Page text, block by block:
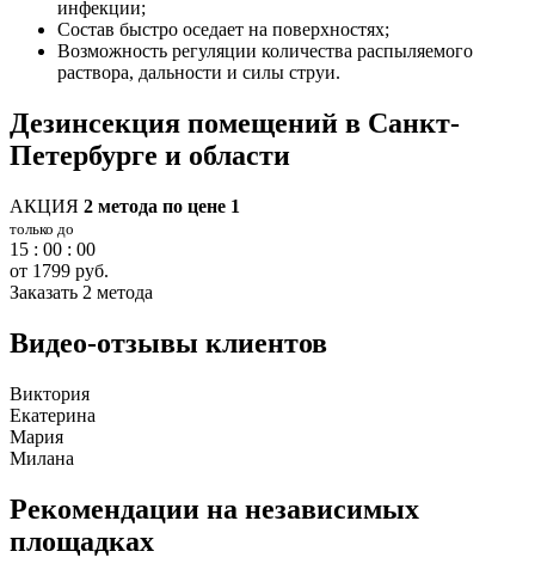
инфекции;
Состав быстро оседает на поверхностях;
Возможность регуляции количества распыляемого
раствора, дальности и силы струи.
Дезинсекция помещений в Санкт-
Петербурге и области
АКЦИЯ 2 метода по цене 1
только до
15 : 00 : 00
от 1799 руб.
Заказать 2 метода
Видео-отзывы клиентов
Виктория
Екатерина
Мария
Милана
Рекомендации на независимых
площадках